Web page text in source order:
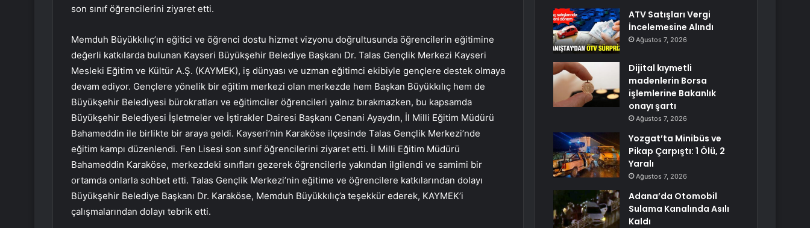
son sınıf öğrencilerini ziyaret etti.
Memduh Büyükkılıç’ın eğitici ve öğrenci dostu hizmet vizyonu doğrultusunda öğrencilerin eğitimine
değerli katkılarda bulunan Kayseri Büyükşehir Belediye Başkanı Dr. Talas Gençlik Merkezi Kayseri
Mesleki Eğitim ve Kültür A.Ş. (KAYMEK), iş dünyası ve uzman eğitimci ekibiyle gençlere destek olmaya
devam ediyor. Gençlere yönelik bir eğitim merkezi olan merkezde hem Başkan Büyükkılıç hem de
Büyükşehir Belediyesi bürokratları ve eğitimciler öğrencileri yalnız bırakmazken, bu kapsamda
Büyükşehir Belediyesi İşletmeler ve İştirakler Dairesi Başkanı Cenani Ayaydın, İl Milli Eğitim Müdürü
Bahameddin ile birlikte bir araya geldi. Kayseri’nin Karaköse ilçesinde Talas Gençlik Merkezi’nde
eğitim kampı düzenlendi. Fen Lisesi son sınıf öğrencilerini ziyaret etti. İl Milli Eğitim Müdürü
Bahameddin Karaköse, merkezdeki sınıfları gezerek öğrencilerle yakından ilgilendi ve samimi bir
ortamda onlarla sohbet etti. Talas Gençlik Merkezi’nin eğitime ve öğrencilere katkılarından dolayı
Büyükşehir Belediye Başkanı Dr. Karaköse, Memduh Büyükkılıç’a teşekkür ederek, KAYMEK’i
çalışmalarından dolayı tebrik etti.
ATV Satışları Vergi
İncelemesine Alındı
Ağustos 7, 2026
Dijital kıymetli
madenlerin Borsa
işlemlerine Bakanlık
onayı şartı
Ağustos 7, 2026
Yozgat’ta Minibüs ve
Pikap Çarpıştı: 1 Ölü, 2
Yaralı
Ağustos 7, 2026
Adana’da Otomobil
Sulama Kanalında Asılı
Kaldı